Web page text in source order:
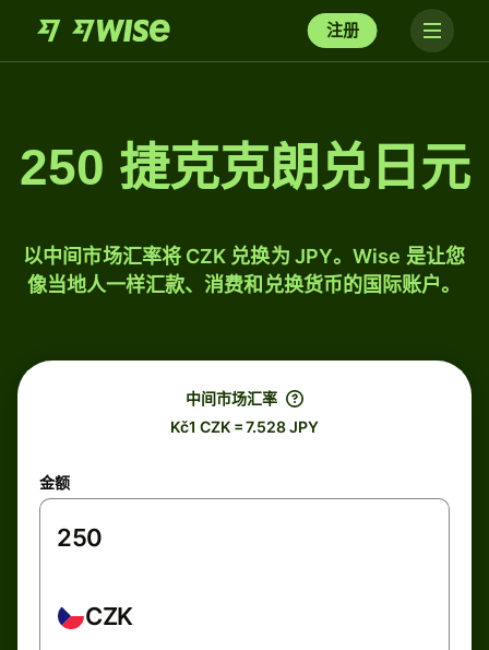
注册
250 捷克克朗兑日元
以中间市场汇率将 CZK 兑换为 JPY。Wise 是让您
像当地人一样汇款、消费和兑换货币的国际账户。
中间市场汇率
Kč1 CZK = 7.528 JPY
金额
CZK